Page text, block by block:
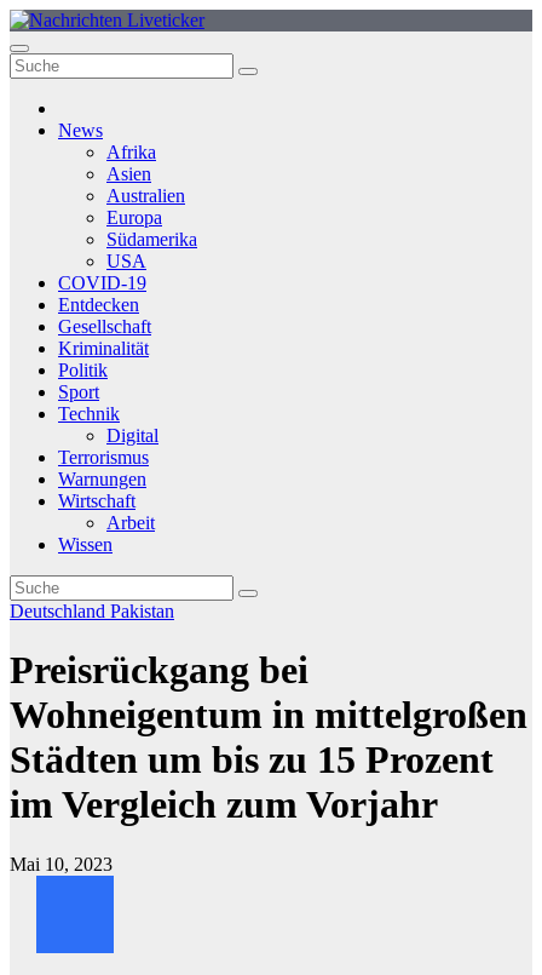
Zum
Inhalt
springen
News
Afrika
Asien
Australien
Europa
Südamerika
USA
COVID-19
Entdecken
Gesellschaft
Kriminalität
Politik
Sport
Technik
Digital
Terrorismus
Warnungen
Wirtschaft
Arbeit
Wissen
Deutschland Pakistan
Preisrückgang bei
Wohneigentum in mittelgroßen
Städten um bis zu 15 Prozent
im Vergleich zum Vorjahr
Mai 10, 2023